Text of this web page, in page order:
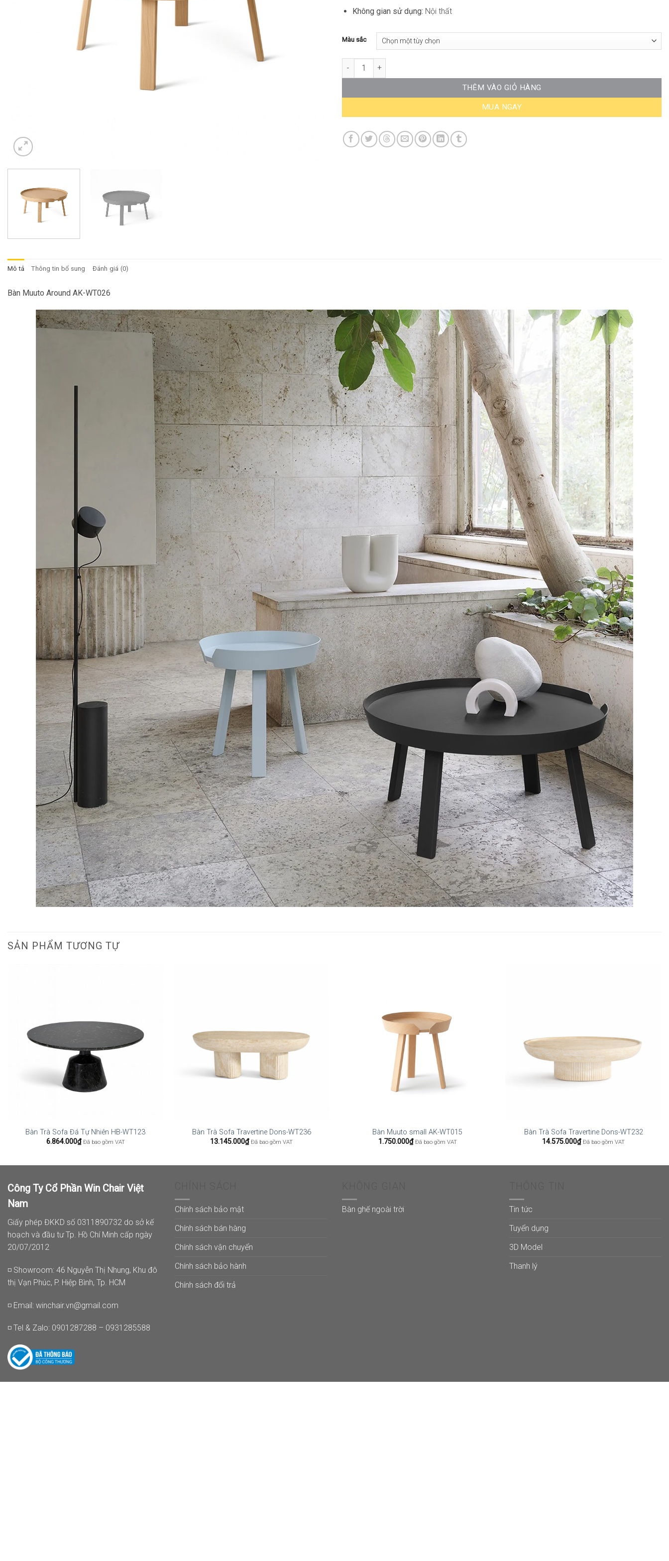
Không gian sử dụng: Nội thất
Màu sắc
Bàn Muuto Around AK-WT026 số lượng
THÊM VÀO GIỎ HÀNG
MUA NGAY
Mô tả Thông tin bổ sung Đánh giá (0)
Bàn Muuto Around AK-WT026
SẢN PHẨM TƯƠNG TỰ
Bàn Trà Sofa Đá Tự Nhiên HB-WT123
6.864.000₫ Đã bao gồm VAT
Bàn Trà Sofa Travertine Dons-WT236
13.145.000₫ Đã bao gồm VAT
Bàn Muuto small AK-WT015
1.750.000₫ Đã bao gồm VAT
Bàn Trà Sofa Travertine Dons-WT232
14.575.000₫ Đã bao gồm VAT
Công Ty Cổ Phần Win Chair Việt
Nam
Giấy phép ĐKKD số 0311890732 do sở kế
hoạch và đầu tư Tp. Hồ Chí Minh cấp ngày
20/07/2012
◽ Showroom: 46 Nguyễn Thị Nhung, Khu đô
thị Vạn Phúc, P. Hiệp Bình, Tp. HCM
◽ Email: winchair.vn@gmail.com
◽ Tel & Zalo: 0901287288 – 0931285588
Chính sách bảo mật
Chính sách bán hàng
Chính sách vận chuyển
Chính sách bảo hành
Chính sách đổi trả
Bàn ghế ngoài trời
Tin tức
Tuyển dụng
3D Model
Thanh lý